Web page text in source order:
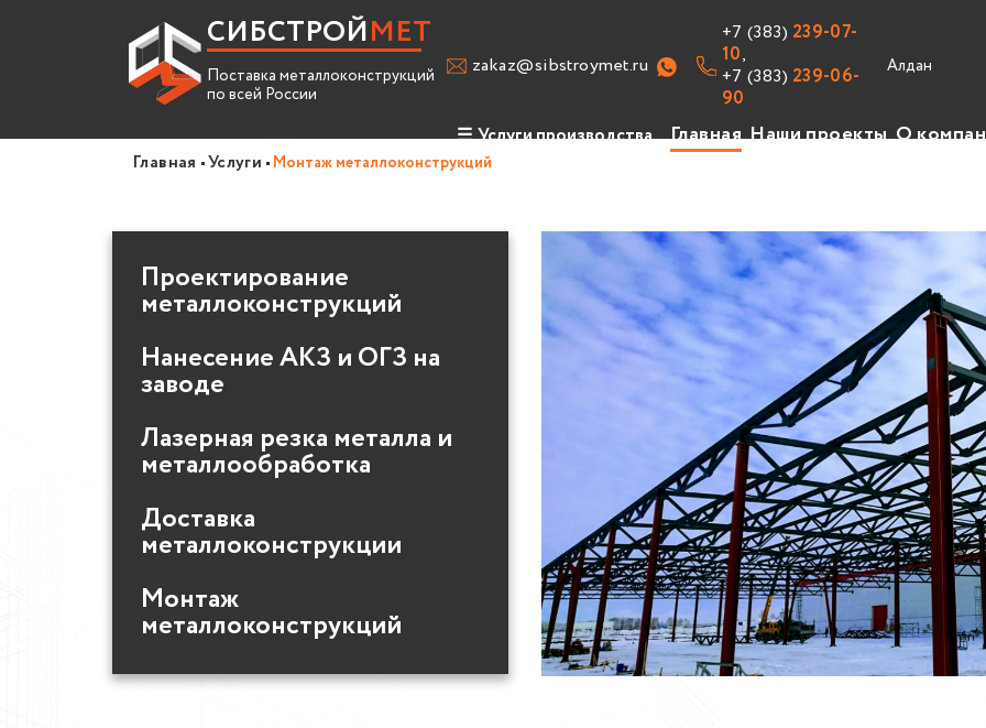
СИБСТРОЙМЕТ
Поставка металлоконструкций
по всей России
zakaz@sibstroymet.ru
+7 (383) 239-07-
10,
+7 (383) 239-06-
90
☰ Услуги производства
Производство
Главная Наши проекты О
Главная Услуги Монтаж металлоконструкций
Проектирование
металлоконструкций
Нанесение АКЗ и ОГЗ на
заводе
Лазерная резка металла и
металлообработка
Доставка
металлоконструкции
Монтаж
металлоконструкций